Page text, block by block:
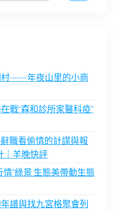
村——年夜山里的小商
戰“森和診所家醫科疫”
辭職看偷情的計謀與報
｜羊晚快評
”綠景 生態美帶動生態
譜與找九宮格聚會列